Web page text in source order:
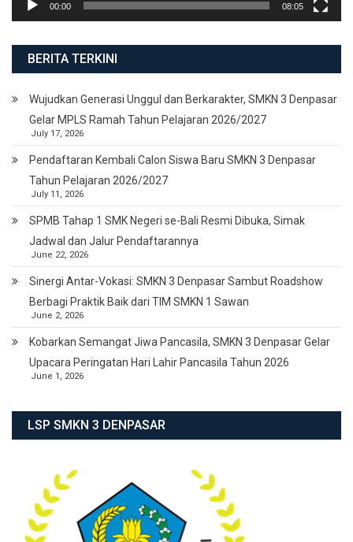
00:00 08:05
BERITA TERKINI
Wujudkan Generasi Unggul dan Berkarakter, SMKN 3 Denpasar
Gelar MPLS Ramah Tahun Pelajaran 2026/2027
July 17, 2026
Pendaftaran Kembali Calon Siswa Baru SMKN 3 Denpasar
Tahun Pelajaran 2026/2027
July 11, 2026
SPMB Tahap 1 SMK Negeri se-Bali Resmi Dibuka, Simak
Jadwal dan Jalur Pendaftarannya
June 22, 2026
Sinergi Antar-Vokasi: SMKN 3 Denpasar Sambut Roadshow
Berbagi Praktik Baik dari TIM SMKN 1 Sawan
June 2, 2026
Kobarkan Semangat Jiwa Pancasila, SMKN 3 Denpasar Gelar
Upacara Peringatan Hari Lahir Pancasila Tahun 2026
June 1, 2026
LSP SMKN 3 DENPASAR